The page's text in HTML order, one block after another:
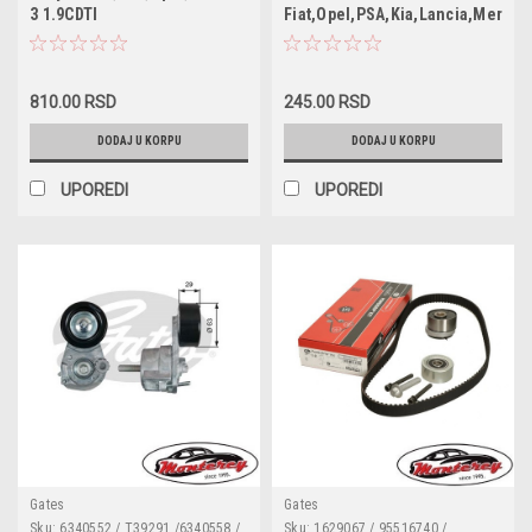
0250202132 / 26090 / CH269 /
DG196 / LP146
3 1.9CDTI
810.00 RSD
DODAJ U KORPU
UPOREDI
kljuc 16mm
245.00 RSD
DODAJ U KORPU
UPOREDI
Gates
Sku: 6340552 / T39291 /6340558 /
Gates
Sku: 1629067 / 95516740 /